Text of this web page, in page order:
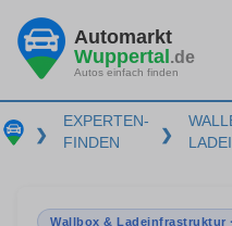
Automarkt
Wuppertal.de
Autos einfach finden
❯
EXPERTEN-
FINDEN
❯
Wallbox & Ladeinfrastruktur